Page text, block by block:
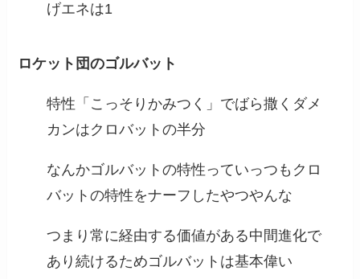
げエネは1
ロケット団のゴルバット
特性「こっそりかみつく」でばら撒くダメ
カンはクロバットの半分
なんかゴルバットの特性っていっつもクロ
バットの特性をナーフしたやつやんな
つまり常に経由する価値がある中間進化で
あり続けるためゴルバットは基本偉い